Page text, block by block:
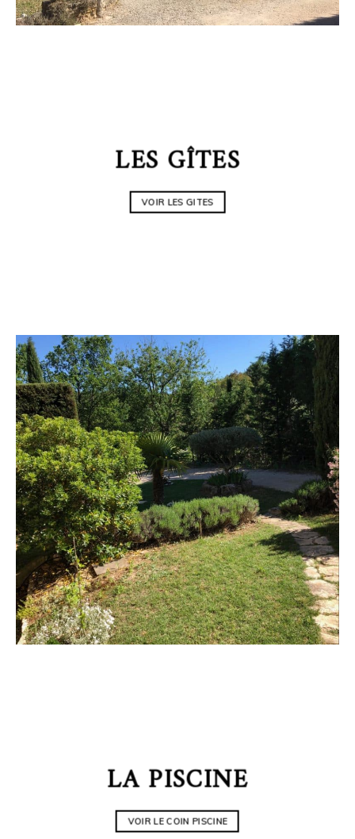
LES GÎTES
VOIR LES GITES
LA PISCINE
VOIR LE COIN PISCINE